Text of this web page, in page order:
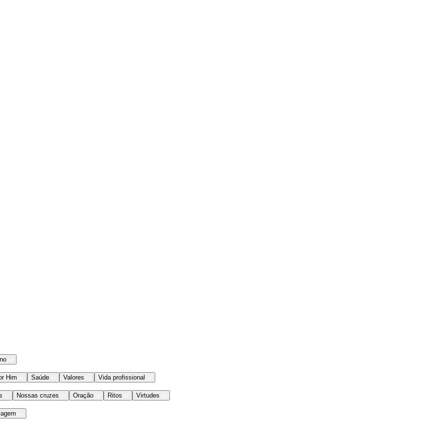
Him Saúde Valores Vida profissional
Nossas cruzes Oração Ritos Virtudes